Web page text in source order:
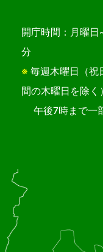
開庁時間：月曜
分
※ 毎週木曜日（祝
間の木曜日を除く
午後7時まで一